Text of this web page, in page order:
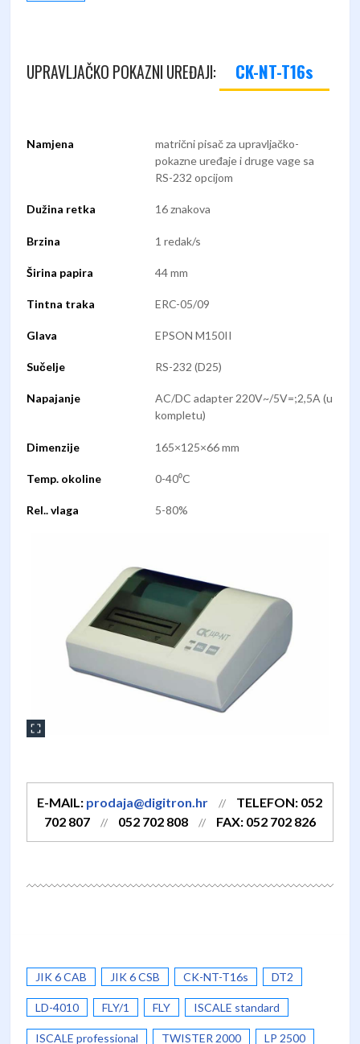
UPRAVLJAČKO POKAZNI UREĐAJI: CK-NT-T16s
Namjena
matrični pisač za upravljačko-
pokazne uređaje i druge vage sa
RS-232 opcijom
Dužina retka 16 znakova
Brzina 1 redak/s
Širina papira 44 mm
Tintna traka ERC-05/09
Glava EPSON M150II
Sučelje RS-232 (D25)
Napajanje
AC/DC adapter 220V~/5V=;2,5A (u
kompletu)
Dimenzije 165×125×66 mm
Temp. okoline 0-40⁰C
Rel.. vlaga 5-80%
E-MAIL: prodaja@digitron.hr //
TELEFON: 052
702 807
// 052 702 808 // FAX: 052 702 826
JIK 6 CAB JIK 6 CSB CK-NT-T16s DT2
LD-4010 FLY/1 FLY ISCALE standard
ISCALE professional TWISTER 2000 LP 2500